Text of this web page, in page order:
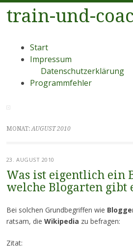
train-und-
Menü
Zum
Inhalt
Start
Impressum
Datenschutzerklärung
Programmfehler
MONAT:AUGUST 2010
23. AUGUST 2010
Was ist eigentlich ein
welche Blogarten gibt
Bei solchen Grundbegriffen wie
ratsam, die Wikipedia zu befragen:
Zitat: